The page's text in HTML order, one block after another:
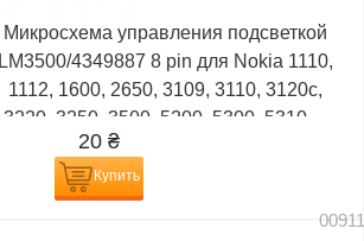
Микросхема управления подсветкой
LM3500/4349887 8 pin для Nokia 1110,
1112, 1600, 2650, 3109, 3110, 3120c,
3220, 3250, 3500, 5200, 5300, 5310,...
20 ₴
Купить